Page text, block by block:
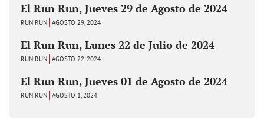
El Run Run, Jueves 29 de Agosto de 2024
RUN RUN AGOSTO 29, 2024
El Run Run, Lunes 22 de Julio de 2024
RUN RUN AGOSTO 22, 2024
El Run Run, Jueves 01 de Agosto de 2024
RUN RUN AGOSTO 1, 2024